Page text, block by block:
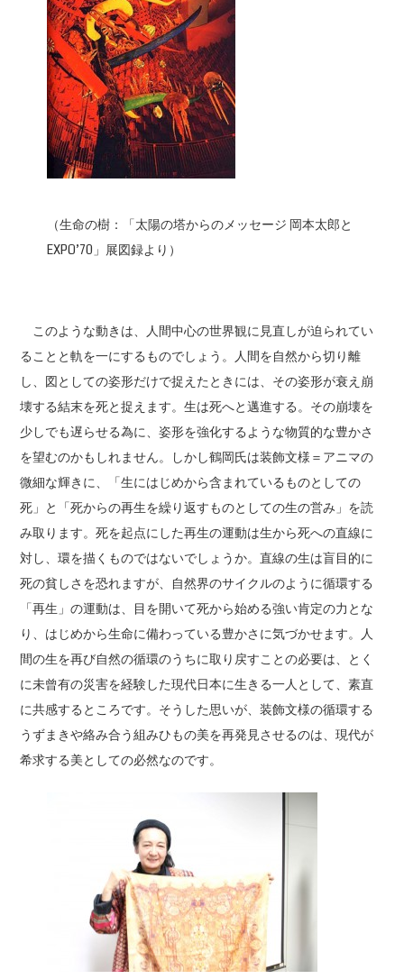
（生命の樹：「太陽の塔からのメッセージ 岡本太郎と
EXPO’70」展図録より）
このような動きは、人間中心の世界観に見直しが迫られてい
ることと軌を一にするものでしょう。人間を自然から切り離
し、図としての姿形だけで捉えたときには、その姿形が衰え崩
壊する結末を死と捉えます。生は死へと邁進する。その崩壊を
少しでも遅らせる為に、姿形を強化するような物質的な豊かさ
を望むのかもしれません。しかし鶴岡氏は装飾文様＝アニマの
微細な輝きに、「生にはじめから含まれているものとしての
死」と「死からの再生を繰り返すものとしての生の営み」を読
み取ります。死を起点にした再生の運動は生から死への直線に
対し、環を描くものではないでしょうか。直線の生は盲目的に
死の貧しさを恐れますが、自然界のサイクルのように循環する
「再生」の運動は、目を開いて死から始める強い肯定の力とな
り、はじめから生命に備わっている豊かさに気づかせます。人
間の生を再び自然の循環のうちに取り戻すことの必要は、とく
に未曾有の災害を経験した現代日本に生きる一人として、素直
に共感するところです。そうした思いが、装飾文様の循環する
うずまきや絡み合う組みひもの美を再発見させるのは、現代が
希求する美としての必然なのです。